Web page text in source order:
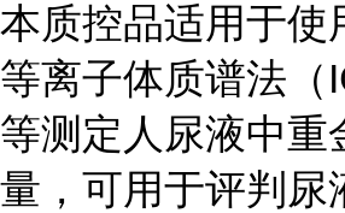
本质控品适用于使
等离子体质谱法（
等测定人尿液中重
量，可用于评判尿